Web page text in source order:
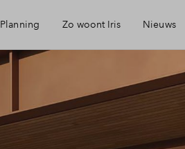
Planning Zo woont Iris
Keuken: Iris by Siematic
Nieuws
Mijn